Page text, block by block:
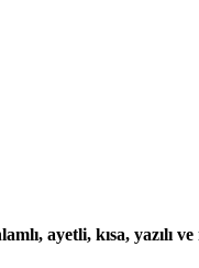
ayetli, kısa, yazılı